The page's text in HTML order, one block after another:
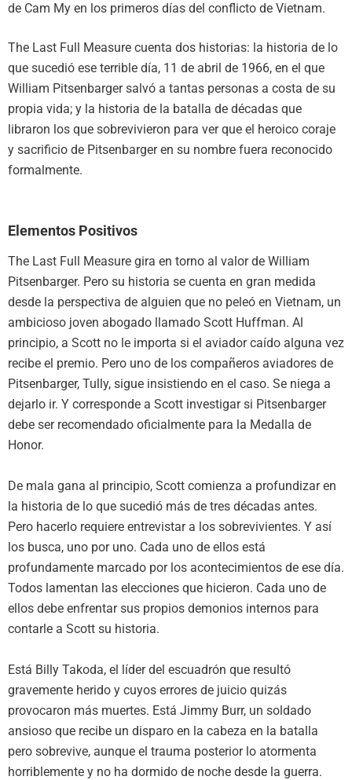
de Cam My en los primeros días del conflicto de Vietnam.
The Last Full Measure cuenta dos historias: la historia de lo
que sucedió ese terrible día, 11 de abril de 1966, en el que
William Pitsenbarger salvó a tantas personas a costa de su
propia vida; y la historia de la batalla de décadas que
libraron los que sobrevivieron para ver que el heroico coraje
y sacrificio de Pitsenbarger en su nombre fuera reconocido
formalmente.
Elementos Positivos
The Last Full Measure gira en torno al valor de William
Pitsenbarger. Pero su historia se cuenta en gran medida
desde la perspectiva de alguien que no peleó en Vietnam, un
ambicioso joven abogado llamado Scott Huffman. Al
principio, a Scott no le importa si el aviador caído alguna vez
recibe el premio. Pero uno de los compañeros aviadores de
Pitsenbarger, Tully, sigue insistiendo en el caso. Se niega a
dejarlo ir. Y corresponde a Scott investigar si Pitsenbarger
debe ser recomendado oficialmente para la Medalla de
Honor.
De mala gana al principio, Scott comienza a profundizar en
la historia de lo que sucedió más de tres décadas antes.
Pero hacerlo requiere entrevistar a los sobrevivientes. Y así
los busca, uno por uno. Cada uno de ellos está
profundamente marcado por los acontecimientos de ese día.
Todos lamentan las elecciones que hicieron. Cada uno de
ellos debe enfrentar sus propios demonios internos para
contarle a Scott su historia.
Está Billy Takoda, el líder del escuadrón que resultó
gravemente herido y cuyos errores de juicio quizás
provocaron más muertes. Está Jimmy Burr, un soldado
ansioso que recibe un disparo en la cabeza en la batalla
pero sobrevive, aunque el trauma posterior lo atormenta
horriblemente y no ha dormido de noche desde la guerra.